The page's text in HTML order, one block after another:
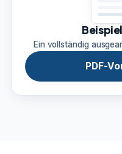
Ein vollständig
PDF-